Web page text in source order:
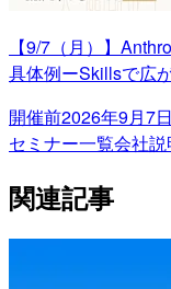
【9/7（月）】
具体例ーSkillsで広
開催前2026年9月7
セミナー一覧会社
関連記事